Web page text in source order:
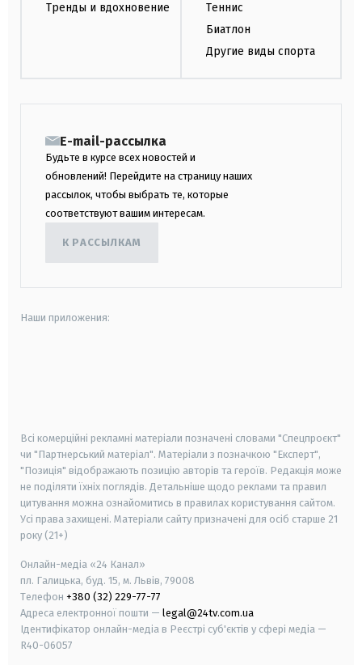
Тренды и вдохновение
Теннис
Биатлон
Другие виды спорта
E-mail-рассылка
Будьте в курсе всех новостей и
обновлений! Перейдите на страницу наших
рассылок, чтобы выбрать те, которые
соответствуют вашим интересам.
К РАССЫЛКАМ
Наши приложения:
Всі комерційні рекламні матеріали позначені словами "Спецпроєкт"
чи "Партнерський матеріал". Матеріали з позначкою "Експерт",
"Позиція" відображають позицію авторів та героїв. Редакція може
не поділяти їхніх поглядів. Детальніше щодо реклами та правил
цитування можна ознайомитись в правилах користування сайтом.
Усі права захищені. Матеріали сайту призначені для осіб старше 21
року (21+)
Онлайн-медіа «24 Канал»
пл. Галицька, буд. 15, м. Львів, 79008
Телефон +380 (32) 229-77-77
Адреса електронної пошти — legal@24tv.com.ua
Ідентифікатор онлайн-медіа в Реєстрі суб'єктів у сфері медіа —
R40-06057